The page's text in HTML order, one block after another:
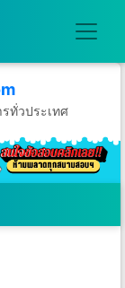
ทั่วประเทศ
.ศ.2569